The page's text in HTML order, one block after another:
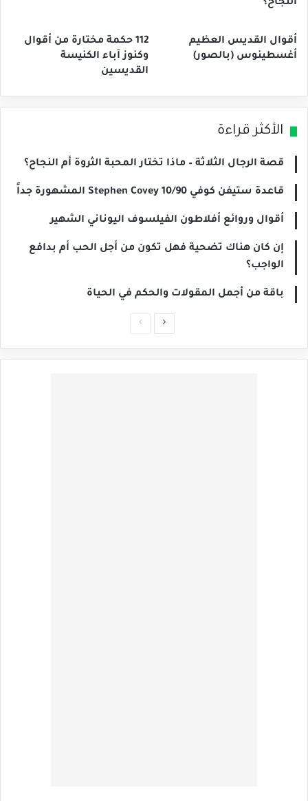
النجاح؟
أقوال القديس العظيم
أغسطينوس (بالصور)
112 حكمة مختارة من أقوال
وكنوز آباء الكنيسة
القديسين
الأكثر قراءة
قصة الرجال الثلاثة – ماذا تختار المحبة الثروة أم النجاح؟
قاعدة ستيفن كوفي Stephen Covey 10/90 المشهورة جداً
أقوال وروائع أفلاطون الفيلسوف اليوناني الشهير
إن كان هناك تضحية فهل تكون من أجل الحب أم بدافع
الواجب؟
باقة من أجمل المقولات والحكم في الحياة
الصفحةالصفحة